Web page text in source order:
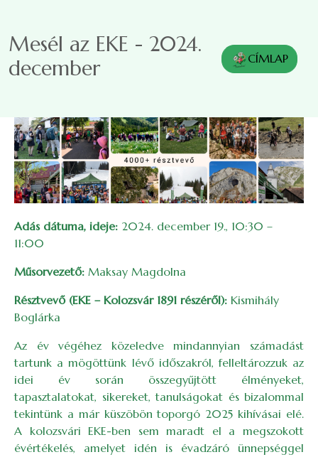
Mesél az EKE - 2024.
december
CÍMLAP
Adás dátuma, ideje: 2024. december 19., 10:30 –
11:00
Műsorvezető: Maksay Magdolna
Résztvevő (EKE – Kolozsvár 1891 részéről): Kismihály
Boglárka
Az év végéhez közeledve mindannyian számadást
tartunk a mögöttünk lévő időszakról, felleltározzuk az
idei év során összegyűjtött élményeket,
tapasztalatokat, sikereket, tanulságokat és bizalommal
tekintünk a már küszöbön toporgó 2025 kihívásai elé.
A kolozsvári EKE-ben sem maradt el a megszokott
évértékelés, amelyet idén is évadzáró ünnepséggel